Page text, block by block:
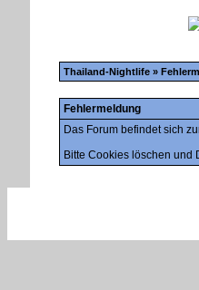
Thailand-Nightlife »
Fehlermeldung
Das Forum befindet sich
Bitte Cookies löschen und